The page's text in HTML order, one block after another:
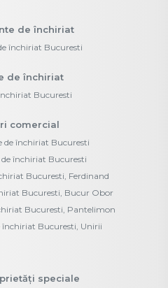
de închiriat
închiriat Bucuresti
de închiriat
Bucuresti
comercial
de închiriat Bucuresti
închiriat Bucuresti
Bucuresti, Ferdinand
Bucuresti, Bucur Obor
Bucuresti, Pantelimon
închiriat Bucuresti, Unirii
speciale